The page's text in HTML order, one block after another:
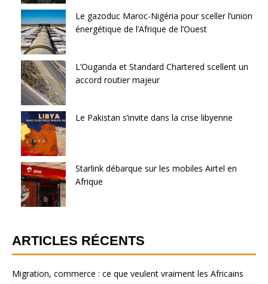
Le gazoduc Maroc-Nigéria pour sceller l’union
énergétique de l’Afrique de l’Ouest
L’Ouganda et Standard Chartered scellent un
accord routier majeur
Le Pakistan s’invite dans la crise libyenne
Starlink débarque sur les mobiles Airtel en
Afrique
ARTICLES RÉCENTS
Migration, commerce : ce que veulent vraiment les Africains